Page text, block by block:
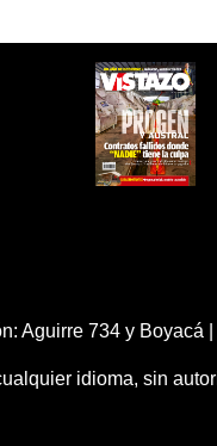
Aguirre 734 y Boyacá
idioma, sin